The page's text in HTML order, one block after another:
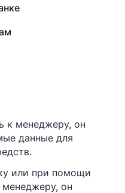
к менеджеру, он
данные для
или при помощи
менеджеру, он